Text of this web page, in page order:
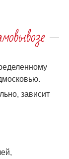
зависит